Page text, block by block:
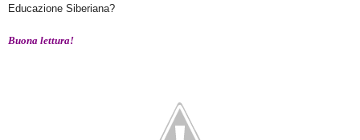
Educazione Siberiana?
Buona lettura!